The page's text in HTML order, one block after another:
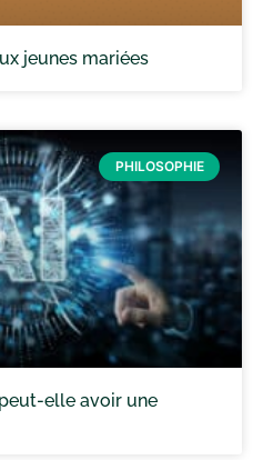
jeunes mariées
PHILOSOPHIE
elle avoir une